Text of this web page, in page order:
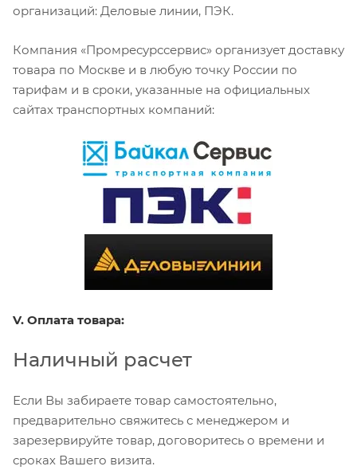
организаций: Деловые линии, ПЭК.
Компания «Промресурссервис» организует доставку
товара по Москве и в любую точку России по
тарифам и в сроки, указанные на официальных
сайтах транспортных компаний:
V. Оплата товара:
Наличный расчет
Если Вы забираете товар самостоятельно,
предварительно свяжитесь с менеджером и
зарезервируйте товар, договоритесь о времени и
сроках Вашего визита.